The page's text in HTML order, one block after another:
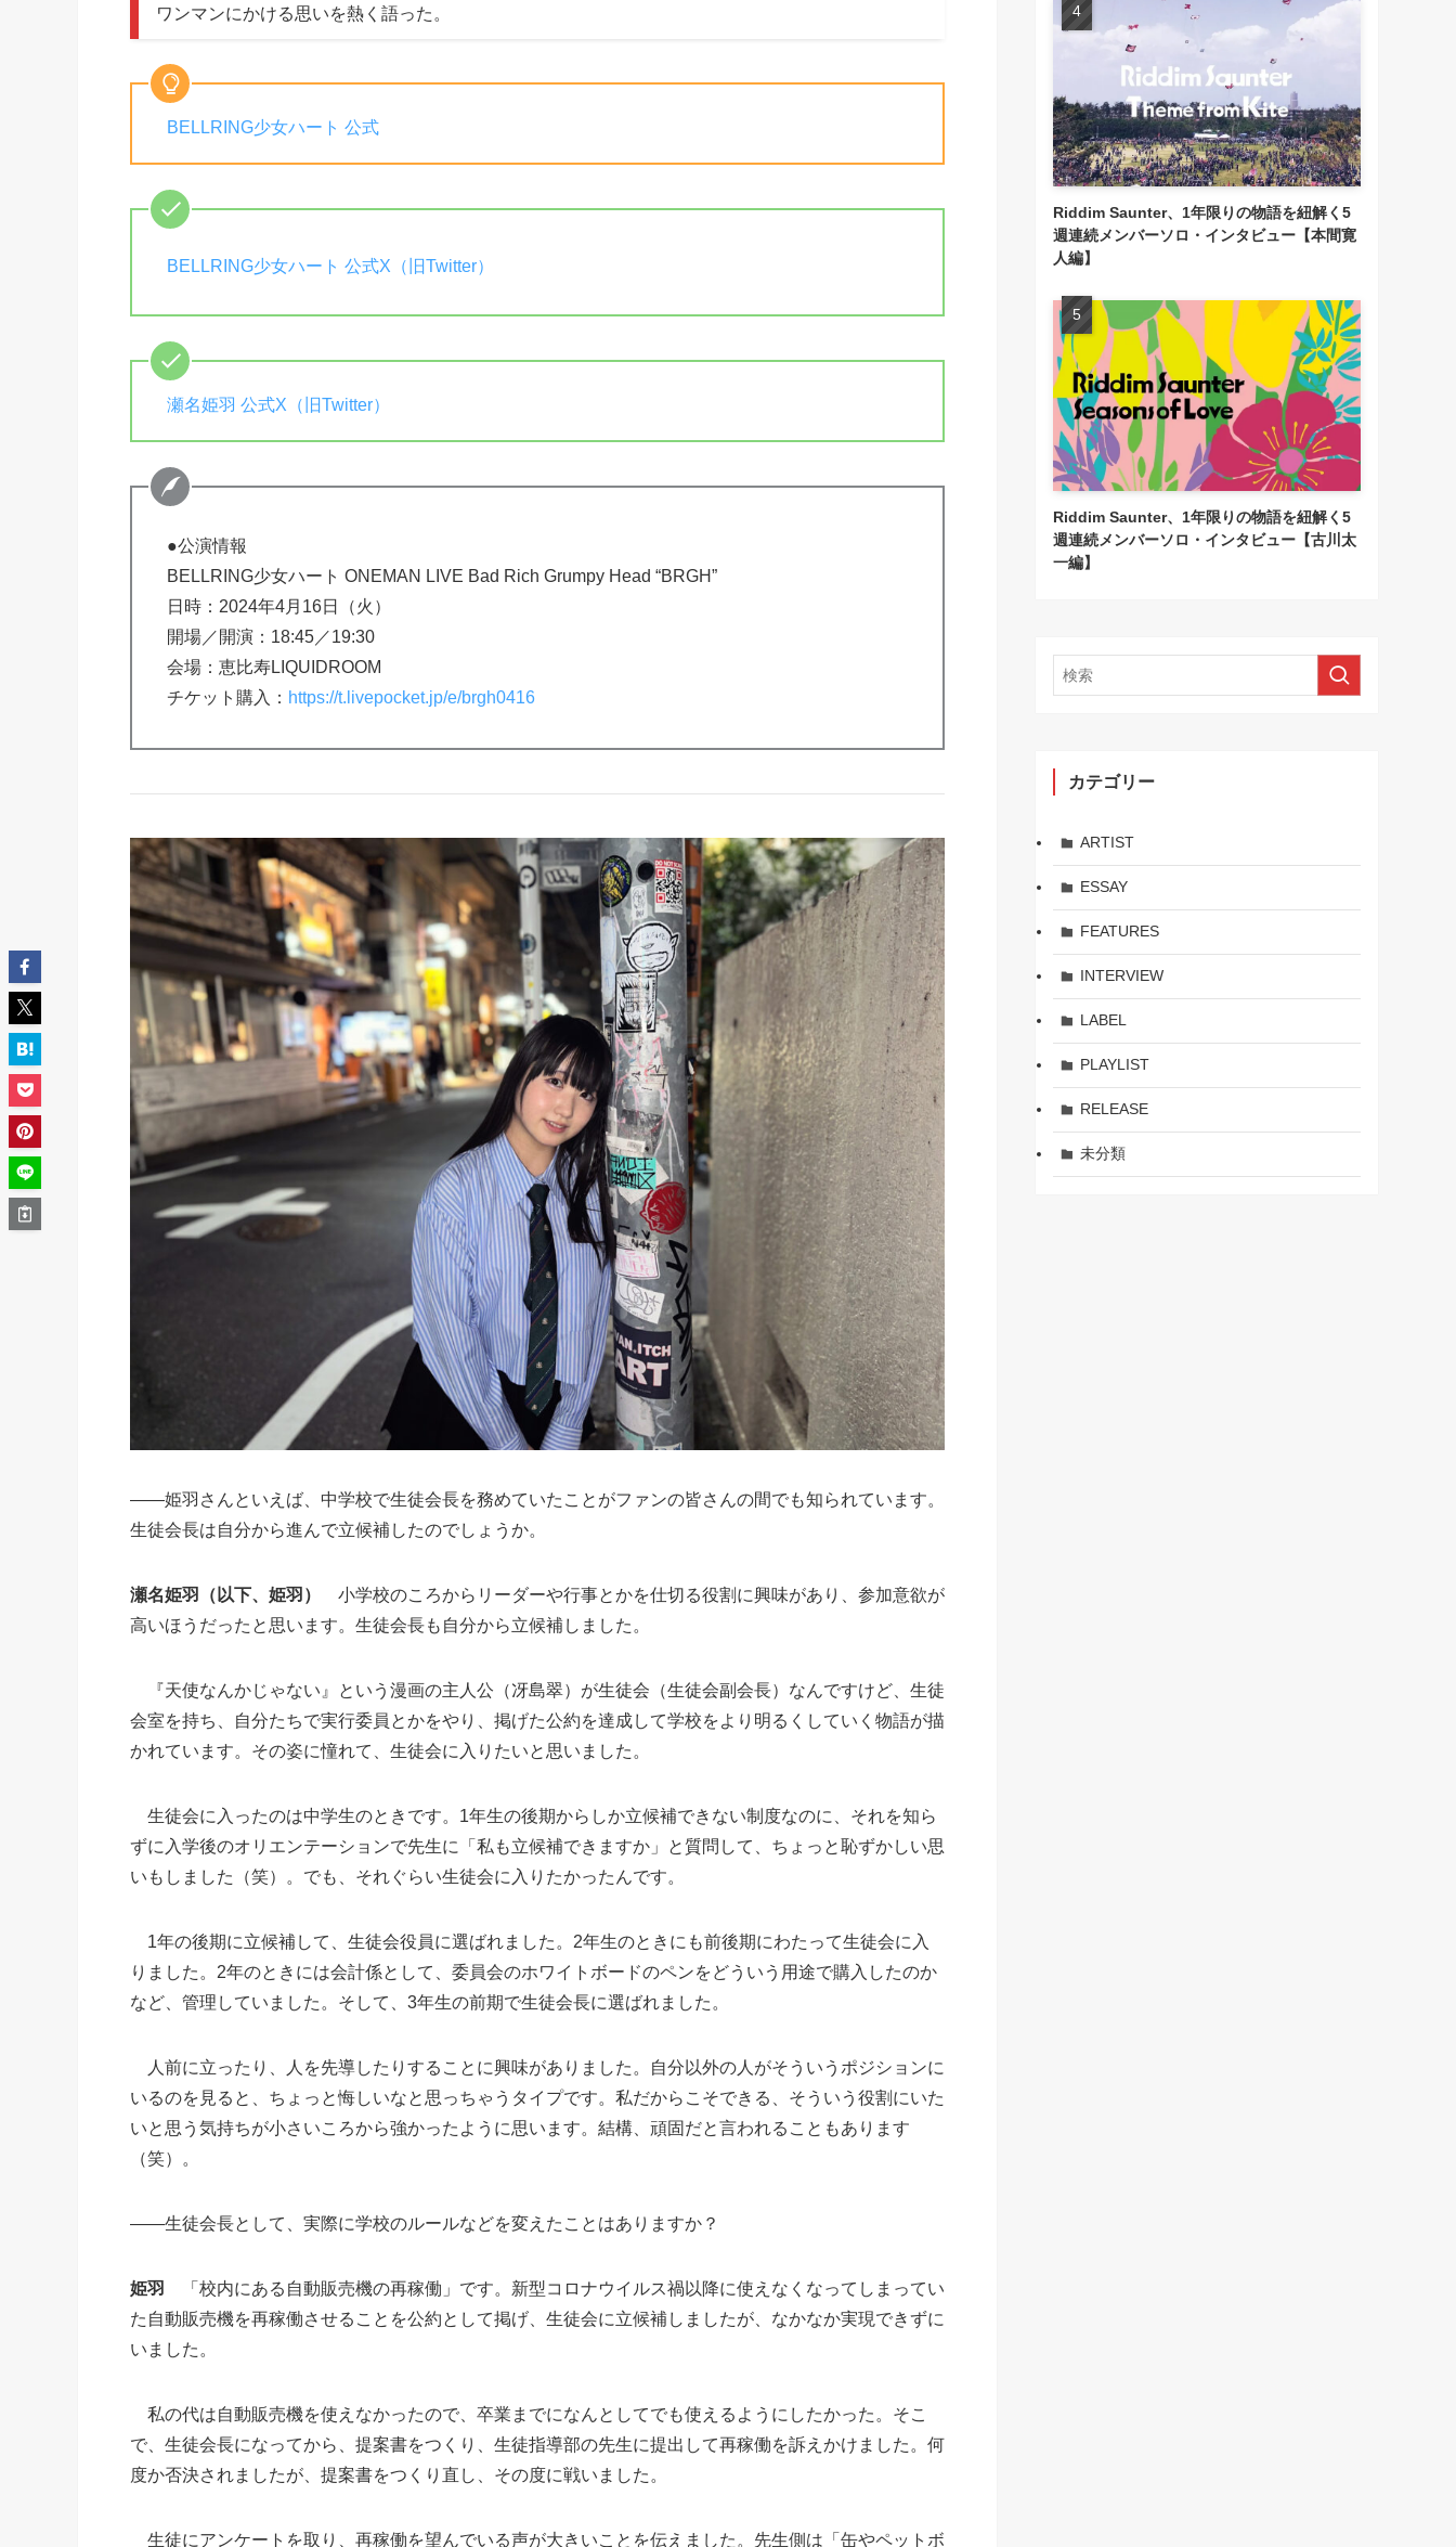
ワンマンにかける思いを熱く語った。
BELLRING少女ハート 公式
BELLRING少女ハート 公式X（旧Twitter）
瀬名姫羽 公式X（旧Twitter）
●公演情報
BELLRING少女ハート ONEMAN LIVE Bad Rich Grumpy Head “BRGH”
日時：2024年4月16日（火）
開場／開演：18:45／19:30
会場：恵比寿LIQUIDROOM
チケット購入： https://t.livepocket.jp/e/brgh0416
――姫羽さんといえば、中学校で生徒会長を務めていたことがファンの皆さんの間でも知られています。
生徒会長は自分から進んで立候補したのでしょうか。
瀬名姫羽（以下、姫羽）
小学校のころからリーダーや行事とかを仕切る役割に興味があり、参加意欲が
高いほうだったと思います。生徒会長も自分から立候補しました。
『天使なんかじゃない』という漫画の主人公（冴島翠）が生徒会（生徒会副会長）なんですけど、生徒
会室を持ち、自分たちで実行委員とかをやり、掲げた公約を達成して学校をより明るくしていく物語が描
かれています。その姿に憧れて、生徒会に入りたいと思いました。
生徒会に入ったのは中学生のときです。1年生の後期からしか立候補できない制度なのに、それを知ら
ずに入学後のオリエンテーションで先生に「私も立候補できますか」と質問して、ちょっと恥ずかしい思
いもしました（笑）。でも、それぐらい生徒会に入りたかったんです。
1年の後期に立候補して、生徒会役員に選ばれました。2年生のときにも前後期にわたって生徒会に入
りました。2年のときには会計係として、委員会のホワイトボードのペンをどういう用途で購入したのか
など、管理していました。そして、3年生の前期で生徒会長に選ばれました。
人前に立ったり、人を先導したりすることに興味がありました。自分以外の人がそういうポジションに
いるのを見ると、ちょっと悔しいなと思っちゃうタイプです。私だからこそできる、そういう役割にいた
いと思う気持ちが小さいころから強かったように思います。結構、頑固だと言われることもあります
（笑）。
――生徒会長として、実際に学校のルールなどを変えたことはありますか？
姫羽
「校内にある自動販売機の再稼働」です。新型コロナウイルス禍以降に使えなくなってしまってい
た自動販売機を再稼働させることを公約として掲げ、生徒会に立候補しましたが、なかなか実現できずに
いました。
私の代は自動販売機を使えなかったので、卒業までになんとしてでも使えるようにしたかった。そこ
で、生徒会長になってから、提案書をつくり、生徒指導部の先生に提出して再稼働を訴えかけました。何
度か否決されましたが、提案書をつくり直し、その度に戦いました。
生徒にアンケートを取り、再稼働を望んでいる声が大きいことを伝えました。先生側は「缶やペットボ
Riddim Saunter、1年限りの物語を紐解く5
週連続メンバーソロ・インタビュー【本間寛
人編】
Riddim Saunter、1年限りの物語を紐解く5
週連続メンバーソロ・インタビュー【古川太
一編】
カテゴリー
ARTIST
ESSAY
FEATURES
INTERVIEW
LABEL
PLAYLIST
RELEASE
未分類